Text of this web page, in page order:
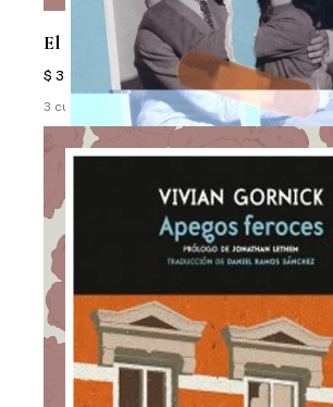
El Fin De La Novela De Amor
$ 33.500
3 cuotas sin interés de $ 11.167